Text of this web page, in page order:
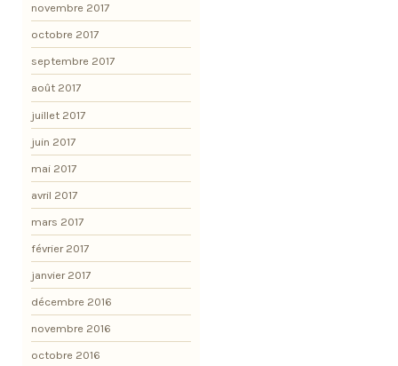
novembre 2017
octobre 2017
septembre 2017
août 2017
juillet 2017
juin 2017
mai 2017
avril 2017
mars 2017
février 2017
janvier 2017
décembre 2016
novembre 2016
octobre 2016